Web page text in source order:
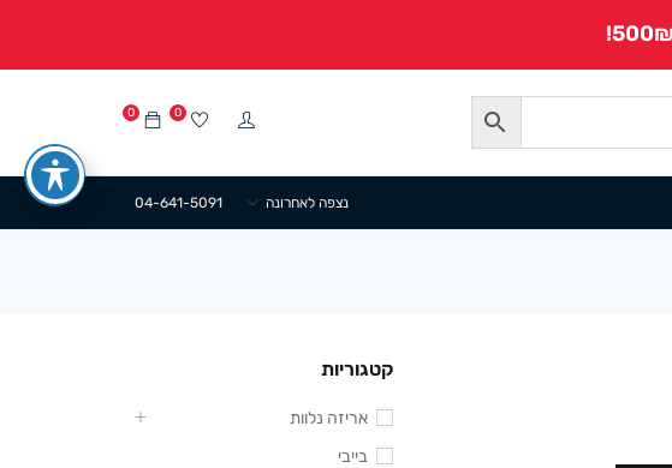
0 0
04-641-5091 נצפה לאחרונה
קטגוריות
אריזה נלוות
בייבי